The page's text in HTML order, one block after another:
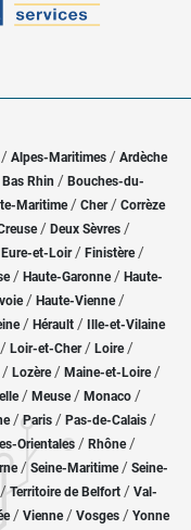
/ Alpes-Maritimes / Ardèche
Bas Rhin / Bouches-du-
Maritime/ Cher / Corrèze
/ Deux Sèvres /
Eure-et-Loir / Finistère/
/ Haute-Garonne/ Haute-
/ Haute-Vienne/
/ Hérault / Ille-et-Vilaine
/ Loir-et-Cher/ Loire/
/ Lozère / Maine-et-Loire/
/ Meuse/ Monaco /
/Paris / Pas-de-Calais /
Orientales / Rhône/
/ Seine-Maritime/ Seine-
Territoire de Belfort / Val-
/ Vienne/ Vosges / Yonne